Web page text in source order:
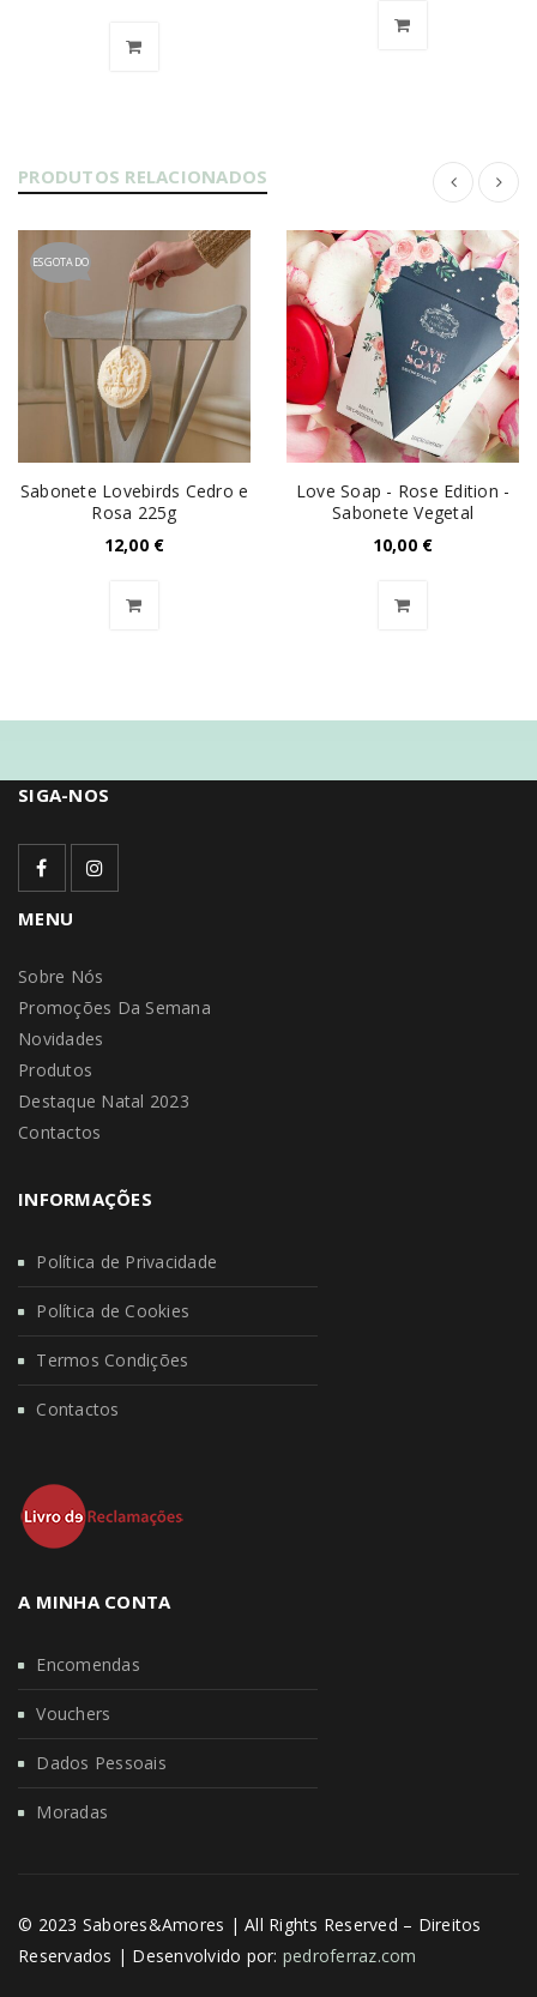
PRODUTOS RELACIONADOS
ESGOTADO
Sabonete Lovebirds Cedro e
Rosa 225g
12,00 €
Love Soap - Rose Edition -
Sabonete Vegetal
10,00 €
SIGA-NOS
MENU
Sobre Nós
Promoções Da Semana
Novidades
Produtos
Destaque Natal 2023
Contactos
INFORMAÇÕES
Política de Privacidade
Política de Cookies
Termos Condições
Contactos
A MINHA CONTA
Encomendas
Vouchers
Dados Pessoais
Moradas
© 2023 Sabores&Amores | All Rights Reserved – Direitos
Reservados | Desenvolvido por: pedroferraz.com